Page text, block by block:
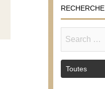
RECHERCHE